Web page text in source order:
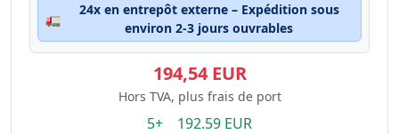
🚛
24x en entrepôt externe – Expédition sous
environ 2-3 jours ouvrables
194,54 EUR
Hors TVA, plus frais de port
5+ 192.59 EUR